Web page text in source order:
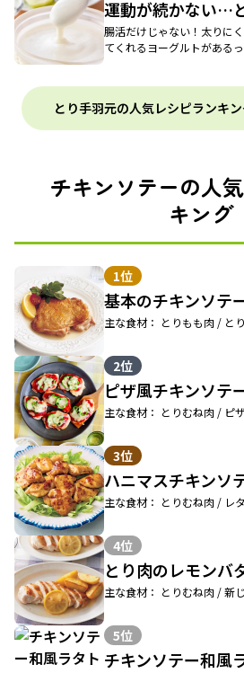
運動が続かない…
腸活だけじゃない！太りに
てくれるヨーグルトがある
とり手羽元の人気レシピランキ
チキンソテーの人
キング
1位
基本のチキンソテ
主な食材： とりもも肉 / と
2位
ピザ風チキンソテ
主な食材： とりむね肉 / ピ
3位
ハニマスチキンソ
主な食材： とりむね肉 / レ
4位
とり肉のレモンバ
主な食材： とりむね肉 / 新
5位
チキンソテー和風